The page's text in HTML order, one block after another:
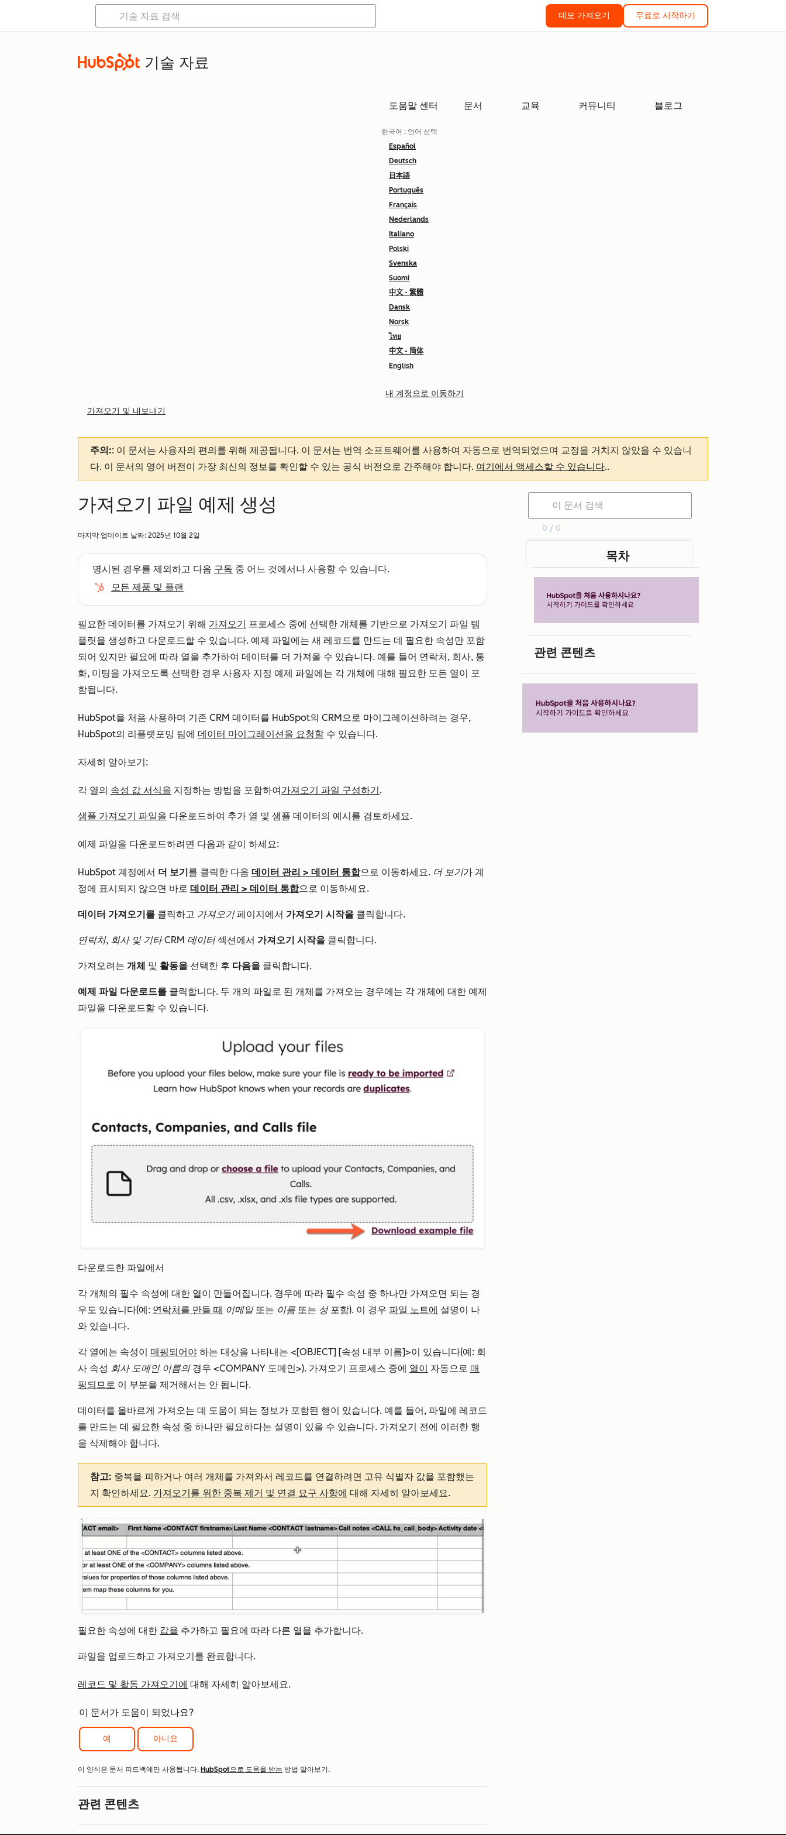
데모 가져오기 무료로 시작하기
기술 자료
도움말 센터 문서 교육 커뮤니티 블로그
한국어 : 언어 선택
Español
Deutsch
日本語
Português
Français
Nederlands
Italiano
Polski
Svenska
Suomi
中文 - 繁體
Dansk
Norsk
ไทย
中文 - 简体
English
내 계정으로 이동하기
가져오기 및 내보내기
주의:: 이 문서는 사용자의 편의를 위해 제공됩니다. 이 문서는 번역 소프트웨어를 사용하여 자동으로 번역되었으며 교정을 거치지 않았을 수 있습니
다. 이 문서의 영어 버전이 가장 최신의 정보를 확인할 수 있는 공식 버전으로 간주해야 합니다. 여기에서 액세스할 수 있습니다..
가져오기 파일 예제 생성
마지막 업데이트 날짜: 2025년 10월 2일
명시된 경우를 제외하고 다음 구독 중 어느 것에서나 사용할 수 있습니다.
모든 제품 및 플랜
필요한 데이터를 가져오기 위해 가져오기 프로세스 중에 선택한 개체를 기반으로 가져오기 파일 템
플릿을 생성하고 다운로드할 수 있습니다. 예제 파일에는 새 레코드를 만드는 데 필요한 속성만 포함
되어 있지만 필요에 따라 열을 추가하여 데이터를 더 가져올 수 있습니다. 예를 들어 연락처, 회사, 통
화, 미팅을 가져오도록 선택한 경우 사용자 지정 예제 파일에는 각 개체에 대해 필요한 모든 열이 포
함됩니다.
HubSpot을 처음 사용하며 기존 CRM 데이터를 HubSpot의 CRM으로 마이그레이션하려는 경우,
HubSpot의 리플랫포밍 팀에 데이터 마이그레이션을 요청할 수 있습니다.
자세히 알아보기:
각 열의 속성 값 서식을 지정하는 방법을 포함하여가져오기 파일 구성하기.
샘플 가져오기 파일을 다운로드하여 추가 열 및 샘플 데이터의 예시를 검토하세요.
예제 파일을 다운로드하려면 다음과 같이 하세요:
HubSpot 계정에서 더 보기를 클릭한 다음 데이터 관리 > 데이터 통합으로 이동하세요. 더 보기가 계
정에 표시되지 않으면 바로 데이터 관리 > 데이터 통합으로 이동하세요.
데이터 가져오기를 클릭하고 가져오기페이지에서 가져오기 시작을 클릭합니다.
연락처, 회사 및 기타 CRM 데이터섹션에서 가져오기 시작을 클릭합니다.
가져오려는 개체 및 활동을 선택한 후 다음을 클릭합니다.
예제 파일 다운로드를 클릭합니다. 두 개의 파일로 된 개체를 가져오는 경우에는 각 개체에 대한 예제
파일을 다운로드할 수 있습니다.
다운로드한 파일에서
각 개체의 필수 속성에 대한 열이 만들어집니다. 경우에 따라 필수 속성 중 하나만 가져오면 되는 경
우도 있습니다(예: 연락처를 만들 때 이메일또는 이름 또는 성포함). 이 경우 파일 노트에 설명이 나
와 있습니다.
각 열에는 속성이 매핑되어야 하는 대상을 나타내는 <[OBJECT] [속성 내부 이름]>이 있습니다(예: 회
사 속성 회사 도메인 이름의경우 <COMPANY 도메인>). 가져오기 프로세스 중에 열이 자동으로 매
핑되므로 이 부분을 제거해서는 안 됩니다.
데이터를 올바르게 가져오는 데 도움이 되는 정보가 포함된 행이 있습니다. 예를 들어, 파일에 레코드
를 만드는 데 필요한 속성 중 하나만 필요하다는 설명이 있을 수 있습니다. 가져오기 전에 이러한 행
을 삭제해야 합니다.
참고: 중복을 피하거나 여러 개체를 가져와서 레코드를 연결하려면 고유 식별자 값을 포함했는
지 확인하세요. 가져오기를 위한 중복 제거 및 연결 요구 사항에 대해 자세히 알아보세요.
필요한 속성에 대한 값을 추가하고 필요에 따라 다른 열을 추가합니다.
파일을 업로드하고 가져오기를 완료합니다.
레코드 및 활동 가져오기에 대해 자세히 알아보세요.
이 문서가 도움이 되었나요?
예 아니요
이 양식은 문서 피드백에만 사용됩니다. HubSpot으로 도움을 받는 방법 알아보기.
관련 콘텐츠
0 / 0
목차
관련 콘텐츠